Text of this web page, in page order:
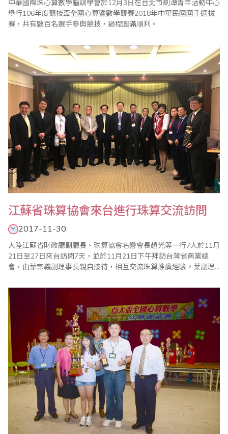
中華國際珠心算數學腦訓學會於12月3日在台北市劍潭青年活動中心
舉行106年度競技盃全國心算暨數學競賽2018年中華民國國手選拔
賽，共有數百名選手參與競技，過程圓滿順利。
江蘇省珠算協會來台進行珠算交流訪問
2017-11-30
大陸江蘇省財政廳副廳長、珠算協會名譽會長趙光等一行7人於11月
21日至27日來台訪問7天，並於11月21日下午拜訪台灣省商業總
會，由葉宗義副理事長親自接待，相互交流珠算推廣經驗。葉副理
算功能、幼兒智力開發的教育功能以及透過珠心算的學習，刺激腦
細胞的活動，預防失智症等功能；趙名譽會長也簡述了江蘇省自
2012年珠心算實驗工作啟動以來，珠心算推廣..